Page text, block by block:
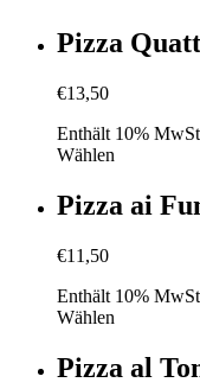
Pizza
€13,50
Enthält 10%
Wählen
Pizza ai
€11,50
Enthält 10%
Wählen
Pizza al